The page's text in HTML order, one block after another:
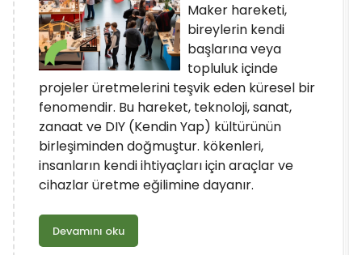
Maker hareketi,
bireylerin kendi
başlarına veya
topluluk içinde
projeler üretmelerini teşvik eden küresel bir
fenomendir. Bu hareket, teknoloji, sanat,
zanaat ve DIY (Kendin Yap) kültürünün
birleşiminden doğmuştur. kökenleri,
insanların kendi ihtiyaçları için araçlar ve
cihazlar üretme eğilimine dayanır.
Devamını oku